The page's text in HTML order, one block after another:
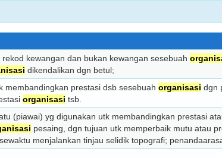
kewangan dan bukan kewangan sesebuah
dikendali­kan dgn betul;
membandingkan prestasi dsb sesebuah organisasi dgn
organisasi tsb.
(piawai) yg di­gunakan utk membandingkan prestasi
pesaing, dgn tujuan utk memperbaik mutu atau
menjalankan tinjau selidik topografi;